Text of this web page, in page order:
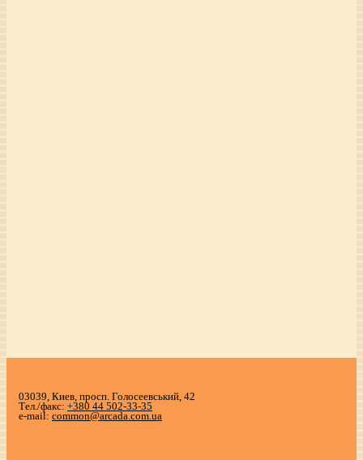
03039, Киев, просп. Голосеевський, 42
Тел./факс: +380 44 502-33-35
e-mail: common@arcada.com.ua